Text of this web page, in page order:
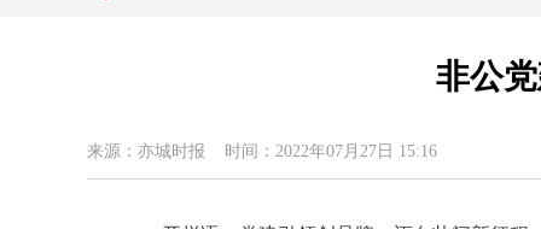
非公
来源：亦城时报 时间：2022年07月27日 15:16